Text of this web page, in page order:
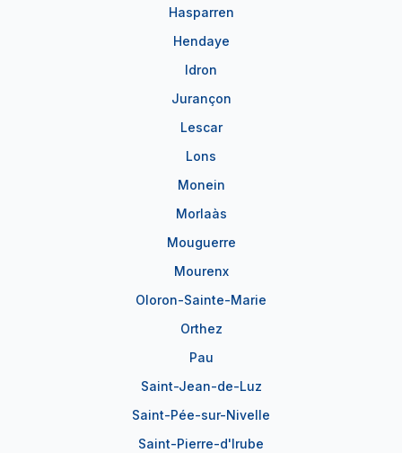
Hasparren
Hendaye
Idron
Jurançon
Lescar
Lons
Monein
Morlaàs
Mouguerre
Mourenx
Oloron-Sainte-Marie
Orthez
Pau
Saint-Jean-de-Luz
Saint-Pée-sur-Nivelle
Saint-Pierre-d'Irube